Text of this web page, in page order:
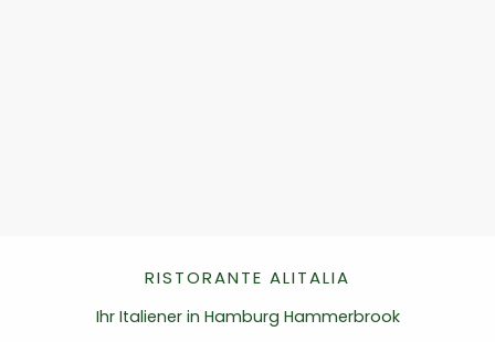
RISTORANTE ALITALIA
Ihr Italiener in Hamburg Hammerbrook